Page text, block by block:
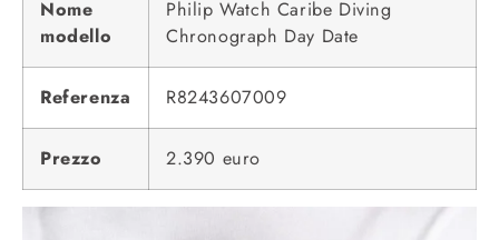
Nome
modello
Philip Watch Caribe Diving
Chronograph Day Date
Referenza R8243607009
Prezzo 2.390 euro